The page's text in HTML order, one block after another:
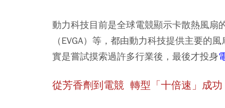
動力科技目前是全球電競顯示卡散熱風扇
（EVGA）等，都由動力科技提供主要的
實是嘗試摸索過許多行業後，最後才投身
從芳香劑到電競 轉型「十倍速」成功